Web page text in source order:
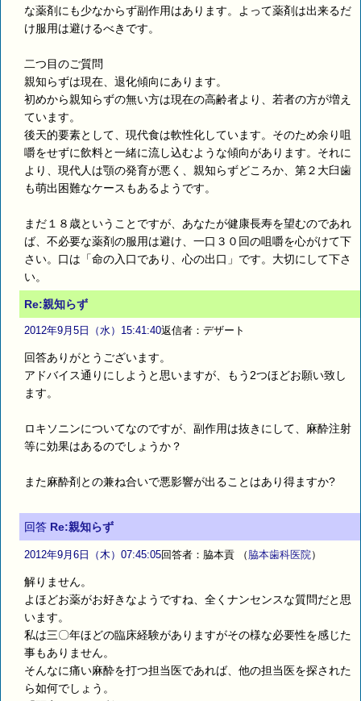
な薬剤にも少なからず副作用はあります。よって薬剤は出来るだ
け服用は避けるべきです。
二つ目のご質問
親知らずは現在、退化傾向にあります。
初めから親知らずの無い方は現在の高齢者より、若者の方が増え
ています。
後天的要素として、現代食は軟性化しています。そのため余り咀
嚼をせずに飲料と一緒に流し込むような傾向があります。それに
より、現代人は顎の発育が悪く、親知らずどころか、第２大臼歯
も萌出困難なケースもあるようです。
まだ１８歳ということですが、あなたが健康長寿を望むのであれ
ば、不必要な薬剤の服用は避け、一口３０回の咀嚼を心がけて下
さい。口は「命の入口であり、心の出口」です。大切にして下さ
い。
Re:親知らず
2012年9月5日（水）15:41:40返信者：デザート
回答ありがとうございます。
アドバイス通りにしようと思いますが、もう2つほどお願い致し
ます。
ロキソニンについてなのですが、副作用は抜きにして、麻酔注射
等に効果はあるのでしょうか？
また麻酔剤との兼ね合いで悪影響が出ることはあり得ますか?
回答 Re:親知らず
2012年9月6日（木）07:45:05回答者：脇本貢 （ 脇本歯科医院）
解りません。
よほどお薬がお好きなようですね、全くナンセンスな質問だと思
います。
私は三〇年ほどの臨床経験がありますがその様な必要性を感じた
事もありません。
そんなに痛い麻酔を打つ担当医であれば、他の担当医を探された
ら如何でしょう。